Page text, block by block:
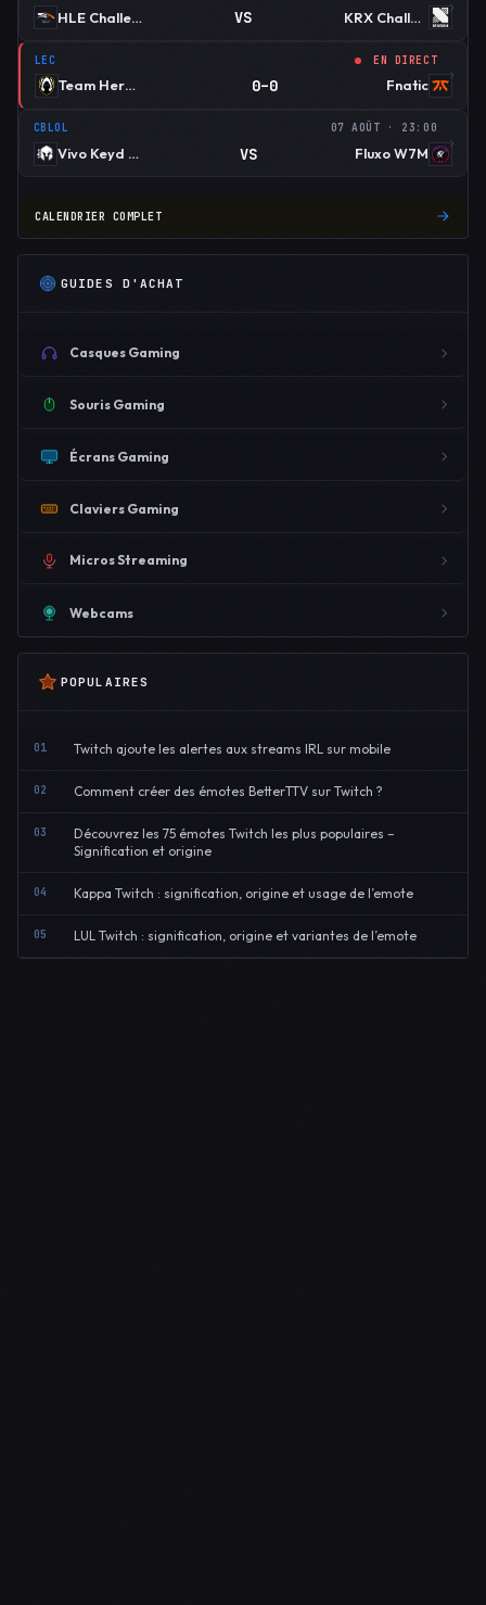
HLE Challengers VS KRX Challengers
LEC EN DIRECT
Team Heretics 0–0 Fnatic
CBLOL 07 AOÛT · 23:00
Vivo Keyd Stars VS Fluxo W7M
CALENDRIER COMPLET
GUIDES D'ACHAT
Casques Gaming
Souris Gaming
Écrans Gaming
Claviers Gaming
Micros Streaming
Webcams
POPULAIRES
01 Twitch ajoute les alertes aux streams IRL sur mobile
02 Comment créer des émotes BetterTTV sur Twitch ?
03
Découvrez les 75 émotes Twitch les plus populaires –
Signification et origine
04 Kappa Twitch : signification, origine et usage de l’emote
05 LUL Twitch : signification, origine et variantes de l’emote